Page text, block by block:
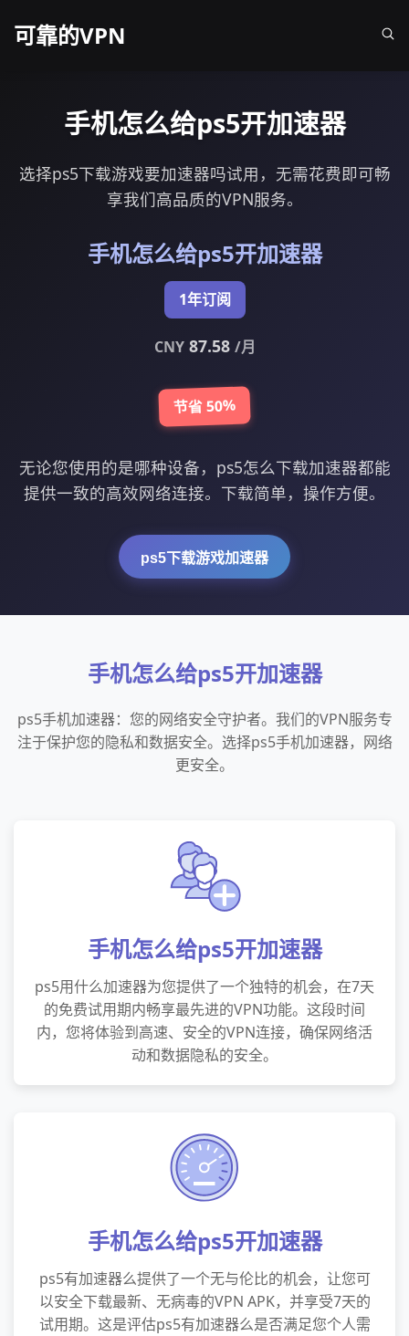
可靠的VPN
手机怎么给ps5开加速器
选择ps5下载游戏要加速器吗试用，无需花费即可畅
享我们高品质的VPN服务。
手机怎么给ps5开加速器
1年订阅
CNY87.58 /月
节省 50%
无论您使用的是哪种设备，ps5怎么下载加速器都能
提供一致的高效网络连接。下载简单，操作方便。
ps5下载游戏加速器
手机怎么给ps5开加速器
ps5手机加速器：您的网络安全守护者。我们的VPN服务专
注于保护您的隐私和数据安全。选择ps5手机加速器，网络
更安全。
手机怎么给ps5开加速器
ps5用什么加速器为您提供了一个独特的机会，在7天
的免费试用期内畅享最先进的VPN功能。这段时间
内，您将体验到高速、安全的VPN连接，确保网络活
动和数据隐私的安全。
手机怎么给ps5开加速器
ps5有加速器么提供了一个无与伦比的机会，让您可
以安全下载最新、无病毒的VPN APK，并享受7天的
试用期。这是评估ps5有加速器么是否满足您个人需